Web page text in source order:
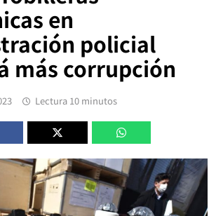
en
policial
más corrupción
Lectura 10 minutos